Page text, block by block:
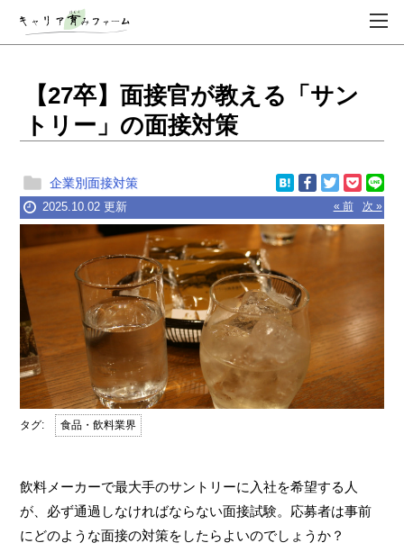
【27卒】面接官が教える「サン
トリー」の面接対策
企業別面接対策
2025.10.02 更新 次 »
« 前
食品・飲料業界
飲料メーカーで最大手のサントリーに入社を希望する人
が、必ず通過しなければならない面接試験。応募者は事前
にどのような面接の対策をしたらよいのでしょうか？